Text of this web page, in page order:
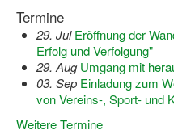
Termine
29. Jul Eröffnung der
Erfolg und Verfolgung"
29. Aug Umgang mit
03. Sep Einladung zum
von Vereins-, Sport- und
Weitere Termine